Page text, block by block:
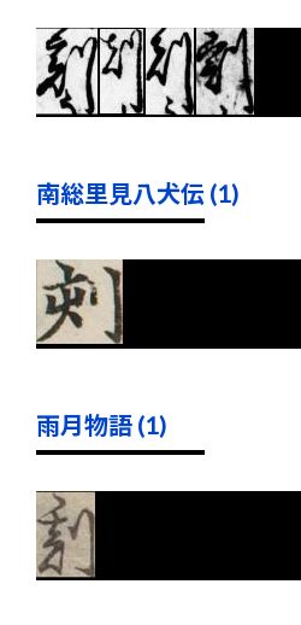
南総里見八犬伝 (1)
雨月物語 (1)